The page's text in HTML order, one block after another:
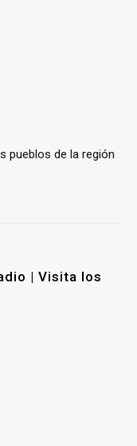
pueblos de la región
| Visita los